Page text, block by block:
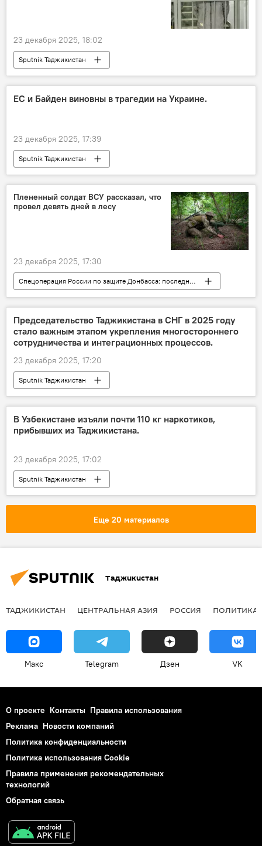
23 декабря 2025, 18:02
Sputnik Таджикистан
ЕС и Байден виновны в трагедии на Украине.
23 декабря 2025, 17:39
Sputnik Таджикистан
Плененный солдат ВСУ рассказал, что
провел девять дней в лесу
23 декабря 2025, 17:30
Спецоперация России по защите Донбасса: последние новости
Россия
Украина
солдат
Мир
Политика пленные военные
Председательство Таджикистана в СНГ в 2025 году
стало важным этапом укрепления многостороннего
сотрудничества и интеграционных процессов.
23 декабря 2025, 17:20
Sputnik Таджикистан
В Узбекистане изъяли почти 110 кг наркотиков,
прибывших из Таджикистана.
23 декабря 2025, 17:02
Sputnik Таджикистан
Еще 20 материалов
Таджикистан
ТАДЖИКИСТАН ЦЕНТРАЛЬНАЯ АЗИЯ РОССИЯ ПОЛИТИКА
Макс Telegram Дзен VK
О проекте Контакты Правила использования
Реклама Новости компаний
Политика конфиденциальности
Политика использования Cookie
Правила применения рекомендательных
технологий
Обратная связь